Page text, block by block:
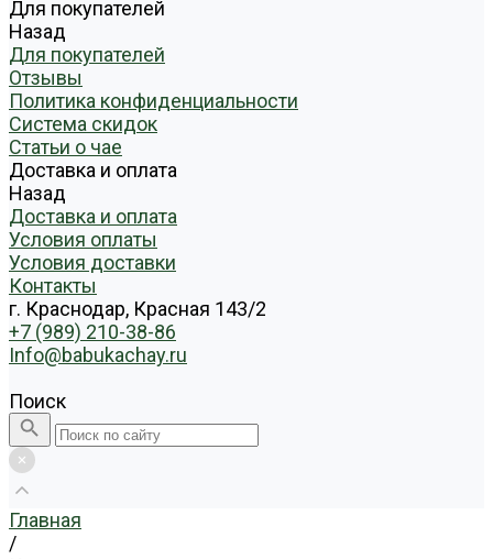
Для покупателей
Назад
Для покупателей
Отзывы
Политика конфиденциальности
Система скидок
Статьи о чае
Доставка и оплата
Назад
Доставка и оплата
Условия оплаты
Условия доставки
Контакты
г. Краснодар, Красная 143/2
+7 (989) 210-38-86
Info@babukachay.ru
Поиск
Главная
/